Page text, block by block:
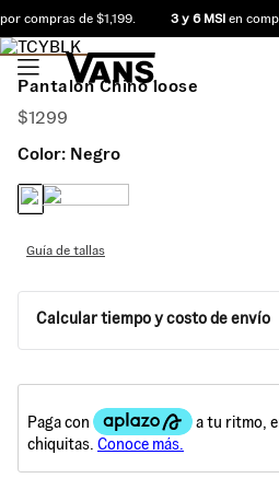
compras de $1,199. 3 y 6 MSIen
Pantalón Chino loose
$1299
Color: Negro
Guía de tallas
Calcular tiempo y costo de envío